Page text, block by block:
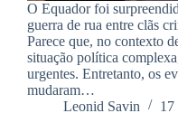
O Equador foi
guerra de rua entre clãs
Parece que, no contexto
situação política
urgentes. Entretanto, os
mudaram…
Leonid Savin
17